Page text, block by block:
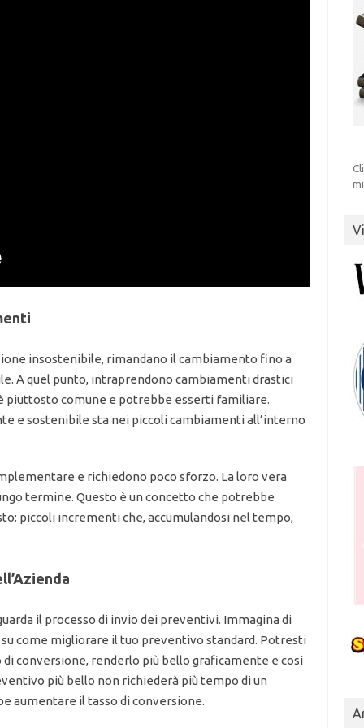
insostenibile, rimandano il cambiamento fino a
A quel punto, intraprendono cambiamenti drastici
piuttosto comune e potrebbe esserti familiare.
e sostenibile sta nei piccoli cambiamenti all’interno
e richiedono poco sforzo. La loro vera
termine. Questo è un concetto che potrebbe
piccoli incrementi che, accumulandosi nel tempo,
il processo di invio dei preventivi. Immagina di
come migliorare il tuo preventivo standard. Potresti
conversione, renderlo più bello graficamente e così
più bello non richiederà più tempo di un
aumentare il tasso di conversione.